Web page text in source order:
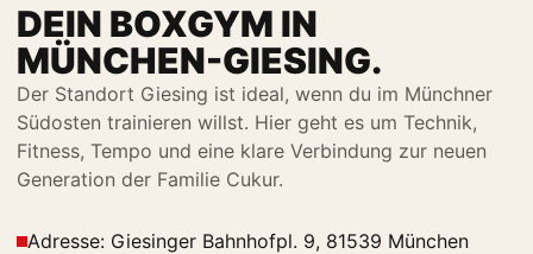
DEIN BOXGYM IN
MÜNCHEN-GIESING.
Der Standort Giesing ist ideal, wenn du im Münchner
Südosten trainieren willst. Hier geht es um Technik,
Fitness, Tempo und eine klare Verbindung zur neuen
Generation der Familie Cukur.
Adresse: Giesinger Bahnhofpl. 9, 81539 München